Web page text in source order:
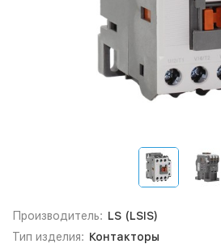
Производитель: LS (LSIS)
Тип изделия: Контакторы